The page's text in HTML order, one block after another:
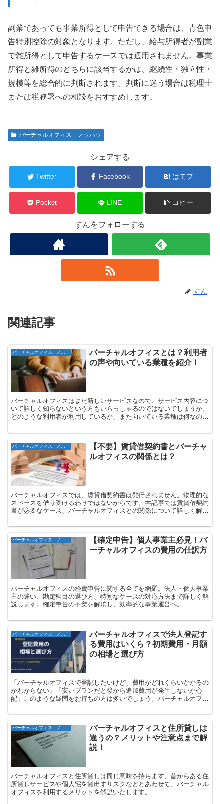
副業であっても事業所得として申告できる場合は、青色申
告特別控除の対象となります。ただし、給与所得者が副業
で雑所得として申告するケースでは適用されません。事業
所得と雑所得のどちらに該当するかは、継続性・独立性・
規模等を総合的に判断されます。判断に迷う場合は税理士
または税務署への相談をおすすめします。
バーチャルオフィス ノウハウ
シェアする
Twitter Facebook はてブ
Pocket LINE コピー
すんをフォローする
すん
関連記事
バーチャルオフィス ノウハウ
バーチャルオフィスとは？利用者
の声や向いている業種を紹介！
バーチャルオフィスはまだ新しいサービスなので、サービス内容につ
いて詳しく知らないという方もいらっしゃるのではないでしょうか。
どのような利用者が利用しているか、また向いている業種は何なのか
【不要】賃貸借契約書とバーチャ
ルオフィスの関係とは？
バーチャルオフィスでは、賃貸借契約書は発行されません。物理的な
スペースを借り受けるわけではないからです。本記事では賃貸借契約
書が必要なケース、バーチャルオフィスとの関係について詳しく解説
バーチャルオフィス ノウハウ
【確定申告】個人事業主必見！バ
ーチャルオフィスの費用の仕訳方
バーチャルオフィスの経費申告に関する全てを網羅。法人・個人事業
主の違い、勘定科目の選び方、特別なケースの対応方法まで詳しく解
説します。確定申告の不安を解消し、効率的な事業運営へ。
バーチャルオフィスで法人登記す
る費用はいくら？初期費用・月額
の相場と選び方
「バーチャルオフィスで登記したいけど、費用がどれくらいかかるの
かわからない」「安いプランだと後から追加費用が発生しないか心
配」このような疑問をお持ちの方は多いでしょう。バーチャルオフィ
バーチャルオフィスと住所貸しは
違うの？メリットや注意点まで解
説！
バーチャルオフィスと住所貸しは同じ意味を持ちます。昔からある住
所貸しサービスや個人宅を貸出すリスクなどとあわせて、バーチャル
オフィスを利用するメリットを解説いたします。